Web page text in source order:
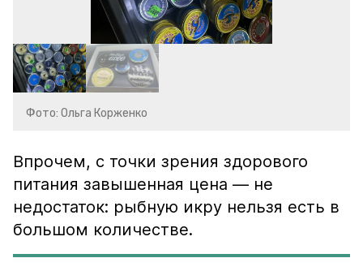
Фото: Ольга Корженко
Впрочем, с точки зрения здорового
питания завышенная цена — не
недостаток: рыбную икру нельзя есть в
большом количестве.